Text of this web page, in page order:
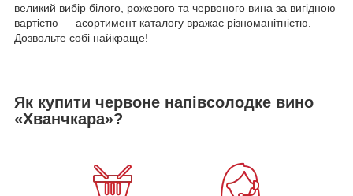
великий вибір білого, рожевого та червоного вина за вигідною
вартістю — асортимент каталогу вражає різноманітністю.
Дозвольте собі найкраще!
Як купити червоне напівсолодке вино
«Хванчкара»?